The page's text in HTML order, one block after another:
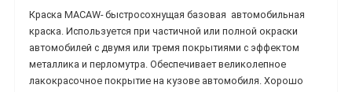
Краска MACAW-быстросохнущая базовая автомобильная
краска. Используется при частичной или полной окраски
автомобилей с двумя или тремя покрытиями с эффектом
металлика и перломутра. Обеспечивает великолепное
лакокрасочное покрытие на кузове автомобиля. Хорошо